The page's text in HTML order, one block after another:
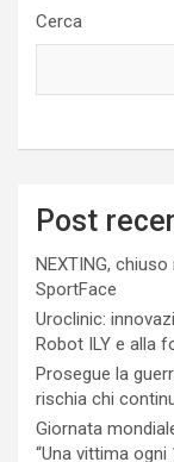
Cerca
Post
NEXTING,
SportFace
Uroclinic:
Robot ILY e alla
Prosegue la
rischia chi
Giornata
“Una vittima ogni